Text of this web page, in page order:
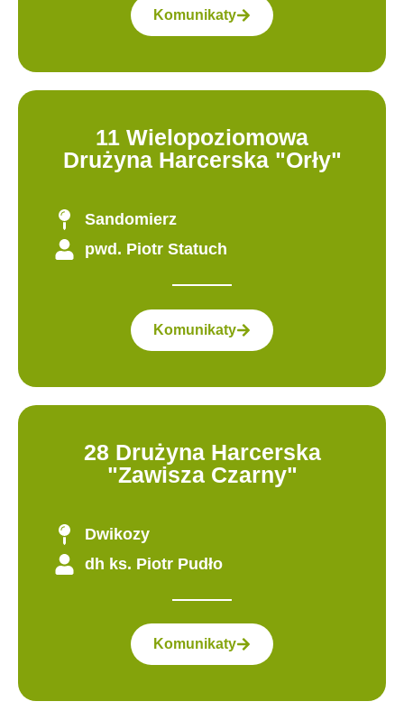
Komunikaty
11 Wielopoziomowa
Drużyna Harcerska "Orły"
Sandomierz
pwd. Piotr Statuch
Komunikaty
28 Drużyna Harcerska
"Zawisza Czarny"
Dwikozy
dh ks. Piotr Pudło
Komunikaty